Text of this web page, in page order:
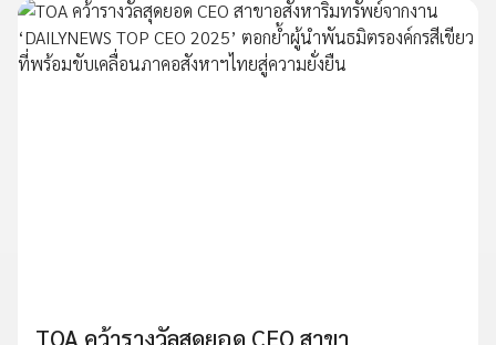
TOA คว้ารางวัลสุดยอด CEO สาขา